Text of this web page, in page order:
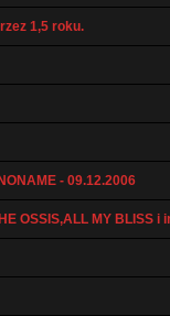
1,5 roku.
- 09.12.2006
OSSIS,ALL MY BLISS i